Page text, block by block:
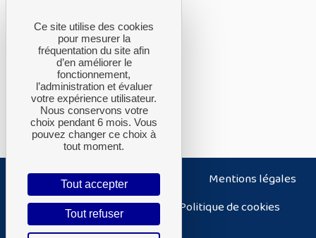
À PROPOS
A propos du CTH
FAQ
Nous contacter
Nous contacter Plan du site
Mentions légales
Politique de confidentialité
Politique de cookies
Ce site utilise des cookies
pour mesurer la
fréquentation du site afin
d’en améliorer le
fonctionnement,
l’administration et évaluer
votre expérience utilisateur.
Nous conservons votre
choix pendant 6 mois. Vous
pouvez changer ce choix à
tout moment.
Tout accepter
Tout refuser